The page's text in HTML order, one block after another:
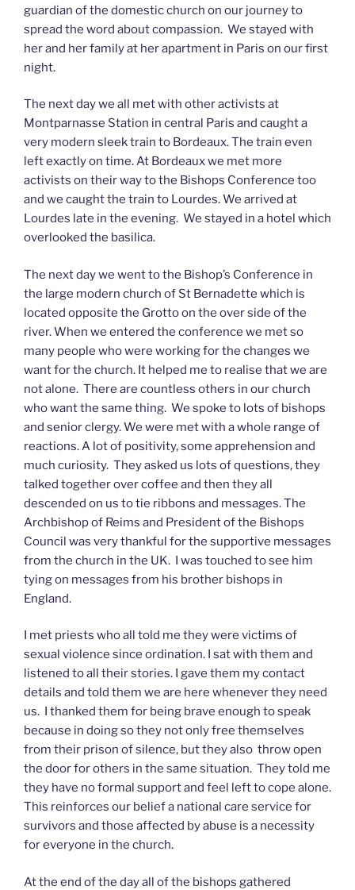
guardian of the domestic church on our journey to
spread the word about compassion. We stayed with
her and her family at her apartment in Paris on our first
night.
The next day we all met with other activists at
Montparnasse Station in central Paris and caught a
very modern sleek train to Bordeaux. The train even
left exactly on time. At Bordeaux we met more
activists on their way to the Bishops Conference too
and we caught the train to Lourdes. We arrived at
Lourdes late in the evening. We stayed in a hotel which
overlooked the basilica.
The next day we went to the Bishop’s Conference in
the large modern church of St Bernadette which is
located opposite the Grotto on the over side of the
river. When we entered the conference we met so
many people who were working for the changes we
want for the church. It helped me to realise that we are
not alone. There are countless others in our church
who want the same thing. We spoke to lots of bishops
and senior clergy. We were met with a whole range of
reactions. A lot of positivity, some apprehension and
much curiosity. They asked us lots of questions, they
talked together over coffee and then they all
descended on us to tie ribbons and messages. The
Archbishop of Reims and President of the Bishops
Council was very thankful for the supportive messages
from the church in the UK. I was touched to see him
tying on messages from his brother bishops in
England.
I met priests who all told me they were victims of
sexual violence since ordination. I sat with them and
listened to all their stories. I gave them my contact
details and told them we are here whenever they need
us. I thanked them for being brave enough to speak
because in doing so they not only free themselves
from their prison of silence, but they also throw open
the door for others in the same situation. They told me
they have no formal support and feel left to cope alone.
This reinforces our belief a national care service for
survivors and those affected by abuse is a necessity
for everyone in the church.
At the end of the day all of the bishops gathered